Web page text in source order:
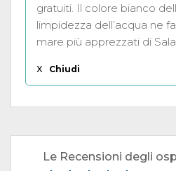
gratuiti. Il colore bianco
limpidezza dell’acqua ne
mare più apprezzati di
X Chiudi
Le Recensioni degli